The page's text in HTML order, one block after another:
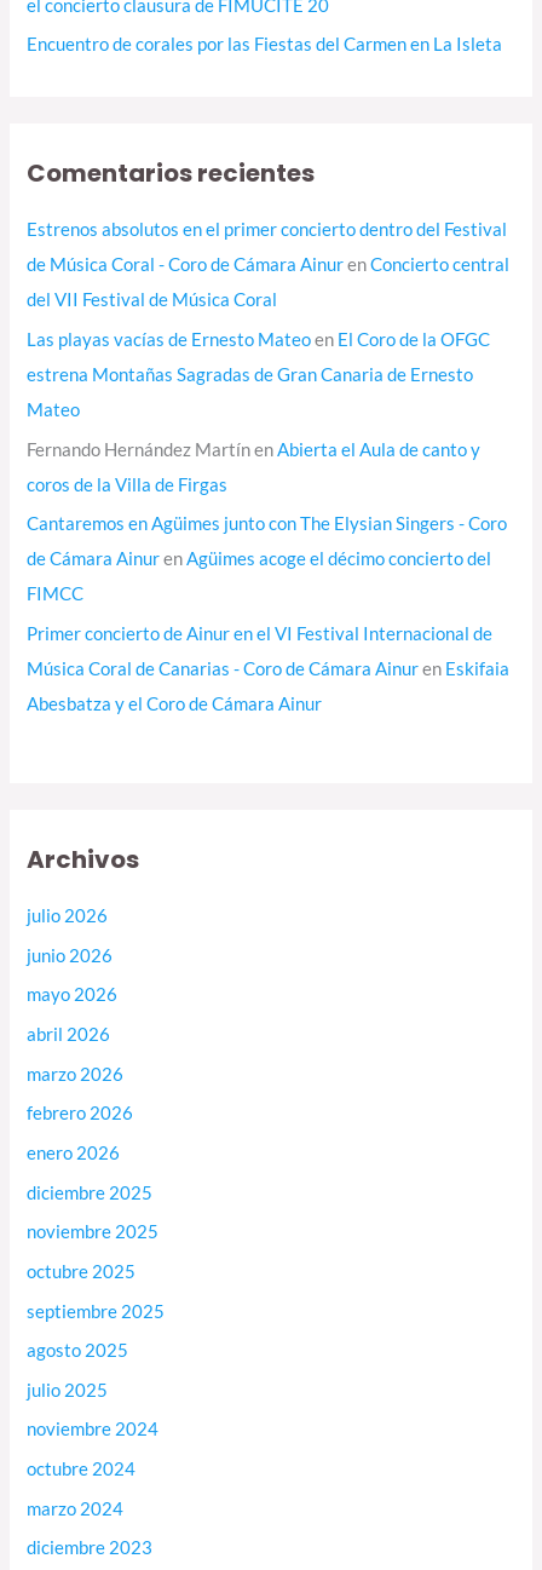
el concierto clausura de FIMUCITÉ 20
Encuentro de corales por las Fiestas del Carmen en La Isleta
Comentarios recientes
Estrenos absolutos en el primer concierto dentro del Festival
de Música Coral - Coro de Cámara AinurenConcierto central
del VII Festival de Música Coral
Las playas vacías de Ernesto Mateoen El Coro de la OFGC
estrena Montañas Sagradas de Gran Canaria de Ernesto
Mateo
Fernando Hernández MartínenAbierta el Aula de canto y
coros de la Villa de Firgas
Cantaremos en Agüimes junto con The Elysian Singers - Coro
de Cámara AinurenAgüimes acoge el décimo concierto del
FIMCC
Primer concierto de Ainur en el VI Festival Internacional de
Música Coral de Canarias - Coro de Cámara Ainuren Eskifaia
Abesbatza y el Coro de Cámara Ainur
Archivos
julio 2026
junio 2026
mayo 2026
abril 2026
marzo 2026
febrero 2026
enero 2026
diciembre 2025
noviembre 2025
octubre 2025
septiembre 2025
agosto 2025
julio 2025
noviembre 2024
octubre 2024
marzo 2024
diciembre 2023